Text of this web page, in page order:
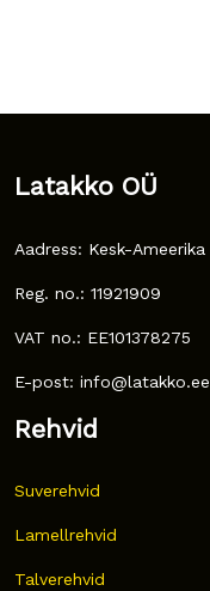
Latakko OÜ
Aadress: Kesk-Ameerika
Reg. no.: 11921909
VAT no.: EE101378275
E-post: info@latakko.ee
Rehvid
Suverehvid
Lamellrehvid
Talverehvid